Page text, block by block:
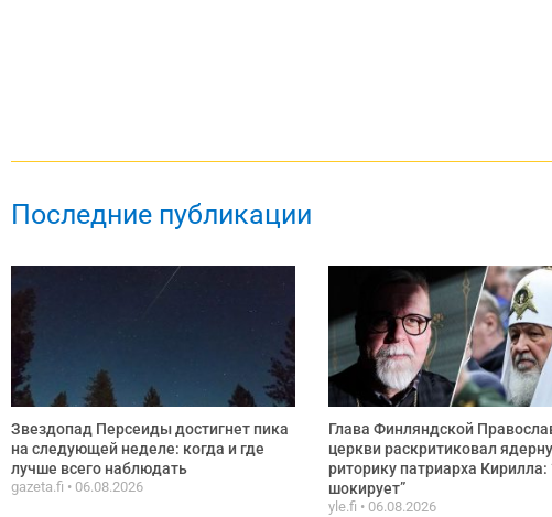
Последние публикации
Звездопад Персеиды достигнет пика
на следующей неделе: когда и где
лучше всего наблюдать
gazeta.fi 06.08.2026
Глава Финляндской
церкви раскритиковал
риторику патриарха Кирилла:
шокирует”
yle.fi 06.08.2026